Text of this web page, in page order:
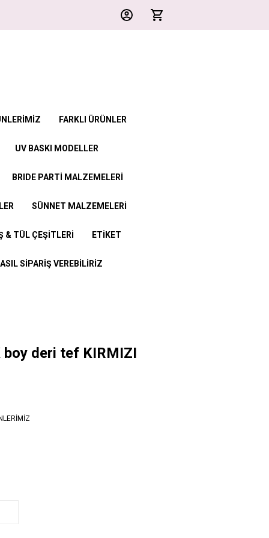
FARKLI ÜRÜNLER
UV BASKI MODELLER
BRIDE PARTİ MALZEMELERİ
SÜNNET MALZEMELERİ
& TÜL ÇEŞİTLERİ ETİKET
SİPARİŞ VEREBİLİRİZ
boy deri tef KIRMIZI